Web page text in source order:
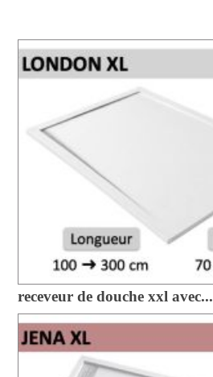
receveur de douche xxl avec...